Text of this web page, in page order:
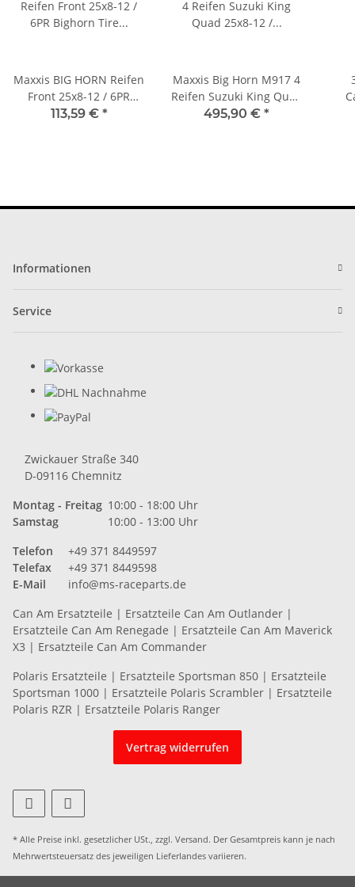
Maxxis BIG HORN Reifen
Front 25x8-12 / 6PR
Bighorn Tire 205/80-12
113,59 € *
Maxxis Big Horn M917 4
Reifen Suzuki King Quad
25x8-12 / 25x10-12
495,90 € *
Informationen
Service
Zwickauer Straße 340
D-09116 Chemnitz
Montag - Freitag 10:00 - 18:00 Uhr
Samstag
10:00 - 13:00 Uhr
Telefon
+49 371 8449597
Telefax
+49 371 8449598
E-Mail
info@ms-raceparts.de
Can Am Ersatzteile | Ersatzteile Can Am Outlander |
Ersatzteile Can Am Renegade | Ersatzteile Can Am Maverick
X3 | Ersatzteile Can Am Commander
Polaris Ersatzteile | Ersatzteile Sportsman 850 | Ersatzteile
Sportsman 1000 | Ersatzteile Polaris Scrambler | Ersatzteile
Polaris RZR | Ersatzteile Polaris Ranger
Vertrag widerrufen
* Alle Preise inkl. gesetzlicher USt., zzgl. Versand. Der Gesamtpreis kann je nach
Mehrwertsteuersatz des jeweiligen Lieferlandes variieren.